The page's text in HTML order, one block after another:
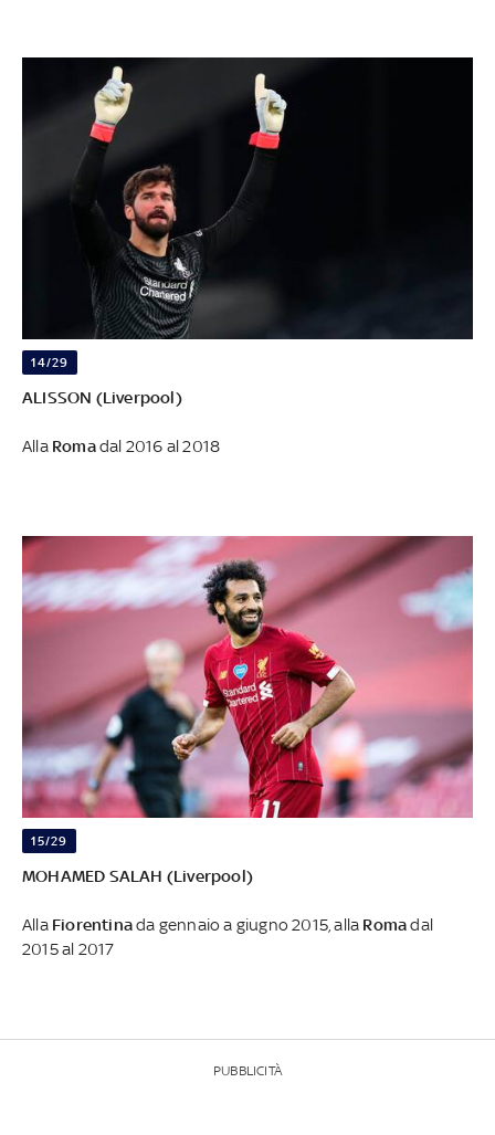
14/29
ALISSON (Liverpool)
Alla Romadal 2016 al 2018
15/29
MOHAMED SALAH (Liverpool)
Alla Fiorentinada gennaio a giugno 2015, alla Romadal
2015 al 2017
PUBBLICITÀ